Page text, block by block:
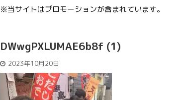
※当サイトはプロモーションが含まれています。
DWwgPXLUMAE6b8f (1)
2023年10月20日